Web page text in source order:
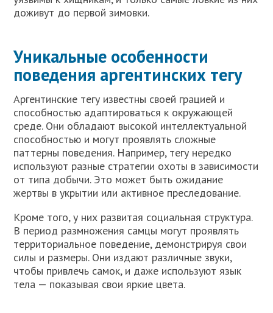
доживут до первой зимовки.
Уникальные особенности
поведения аргентинских тегу
Аргентинские тегу известны своей грацией и
способностью адаптироваться к окружающей
среде. Они обладают высокой интеллектуальной
способностью и могут проявлять сложные
паттерны поведения. Например, тегу нередко
используют разные стратегии охоты в зависимости
от типа добычи. Это может быть ожидание
жертвы в укрытии или активное преследование.
Кроме того, у них развитая социальная структура.
В период размножения самцы могут проявлять
территориальное поведение, демонстрируя свои
силы и размеры. Они издают различные звуки,
чтобы привлечь самок, и даже используют язык
тела — показывая свои яркие цвета.